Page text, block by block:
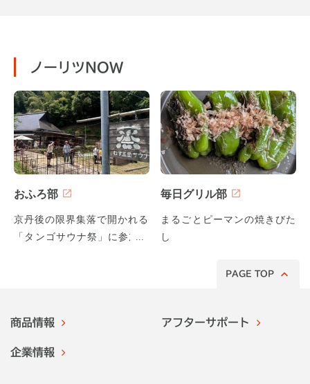
ノーリツNOW
おふろ部
京丹後の限界集落で開かれる
「タンゴサウナ祭」に参加し
毎日グリル部
まるごとピーマンの焼きびた
し
PAGE TOP
商品情報 アフターサポート
企業情報